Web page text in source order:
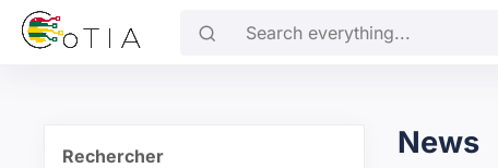
Skip to main content
Search everything...
Rechercher News